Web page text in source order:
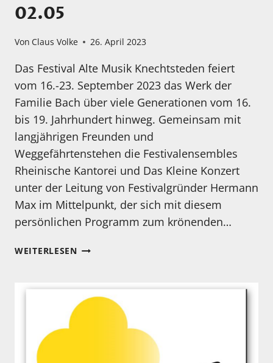
02.05
Von Claus Volke 26. April 2023
Das Festival Alte Musik Knechtsteden feiert
vom 16.-23. September 2023 das Werk der
Familie Bach über viele Generationen vom 16.
bis 19. Jahrhundert hinweg. Gemeinsam mit
langjährigen Freunden und
Weggefährtenstehen die Festivalensembles
Rheinische Kantorei und Das Kleine Konzert
unter der Leitung von Festivalgründer Hermann
Max im Mittelpunkt, der sich mit diesem
persönlichen Programm zum krönenden…
WEITERLESENFESTIVAL
KNECHTSTEDEN
VOM
SEPTEMBER